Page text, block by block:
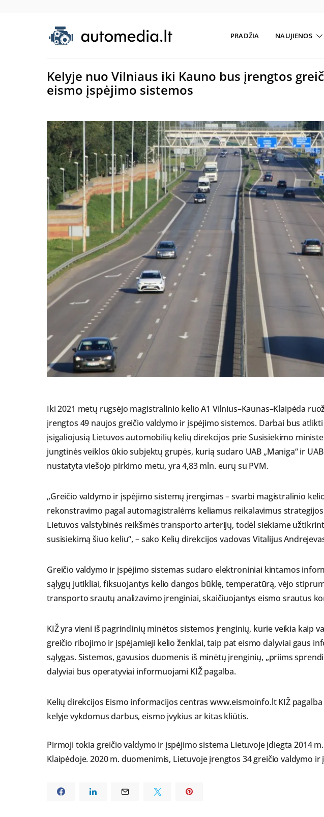
PRADŽIA NAUJIENOS
Kelyje nuo Vilniaus iki Kauno bus įrengtos
eismo įspėjimo sistemos
Iki 2021 metų rugsėjo magistralinio kelio A1 Vilnius–Kaunas–Klaipėda
įrengtos 49 naujos greičio valdymo ir įspėjimo sistemos. Darbai bus
įsigaliojusią Lietuvos automobilių kelių direkcijos prie Susisiekimo
jungtinės veiklos ūkio subjektų grupės, kurią sudaro UAB „Maniga“ ir
nustatyta viešojo pirkimo metu, yra 4,83 mln. eurų su PVM.
„Greičio valdymo ir įspėjimo sistemų įrengimas – svarbi magistralinio
rekonstravimo pagal automagistralėms keliamus reikalavimus
Lietuvos valstybinės reikšmės transporto arterijų, todėl siekiame
susisiekimą šiuo keliu“, – sako Kelių direkcijos vadovas Vitalijus
Greičio valdymo ir įspėjimo sistemas sudaro elektroniniai kintamos
sąlygų jutikliai, fiksuojantys kelio dangos būklę, temperatūrą, vėjo
transporto srautų analizavimo įrenginiai, skaičiuojantys eismo srautus
KIŽ yra vieni iš pagrindinių minėtos sistemos įrenginių, kurie veikia kaip
greičio ribojimo ir įspėjamieji kelio ženklai, taip pat eismo dalyviai gaus
sąlygas. Sistemos, gavusios duomenis iš minėtų įrenginių, „priims
dalyviai bus operatyviai informuojami KIŽ pagalba.
Kelių direkcijos Eismo informacijos centras www.eismoinfo.lt KIŽ
kelyje vykdomus darbus, eismo įvykius ar kitas kliūtis.
Pirmoji tokia greičio valdymo ir įspėjimo sistema Lietuvoje įdiegta 2014
Klaipėdoje. 2020 m. duomenimis, Lietuvoje įrengtos 34 greičio valdymo ir